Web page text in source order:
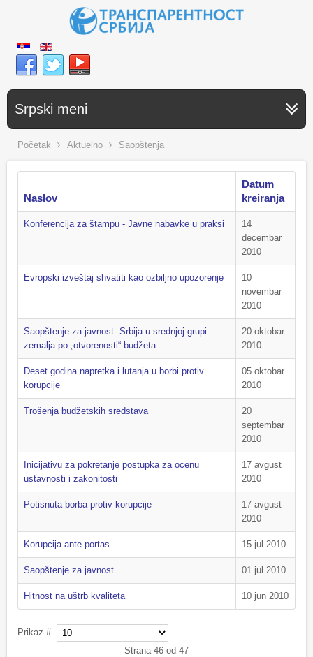
Srpski meni
Početak Aktuelno Saopštenja
Naslov
Datum
kreiranja
Konferencija za štampu - Javne nabavke u praksi
14
decembar
2010
Evropski izveštaj shvatiti kao ozbiljno upozorenje
10
novembar
2010
Saopštenje za javnost: Srbija u srednjoj grupi
zemalja po „otvorenosti“ budžeta
20 oktobar
2010
Deset godina napretka i lutanja u borbi protiv
korupcije
05 oktobar
2010
Trošenja budžetskih sredstava
20
septembar
2010
Inicijativu za pokretanje postupka za ocenu
ustavnosti i zakonitosti
17 avgust
2010
Potisnuta borba protiv korupcije
17 avgust
2010
Korupcija ante portas 15 jul 2010
Saopštenje za javnost 01 jul 2010
Hitnost na uštrb kvaliteta 10 jun 2010
Prikaz #
Strana 46 od 47